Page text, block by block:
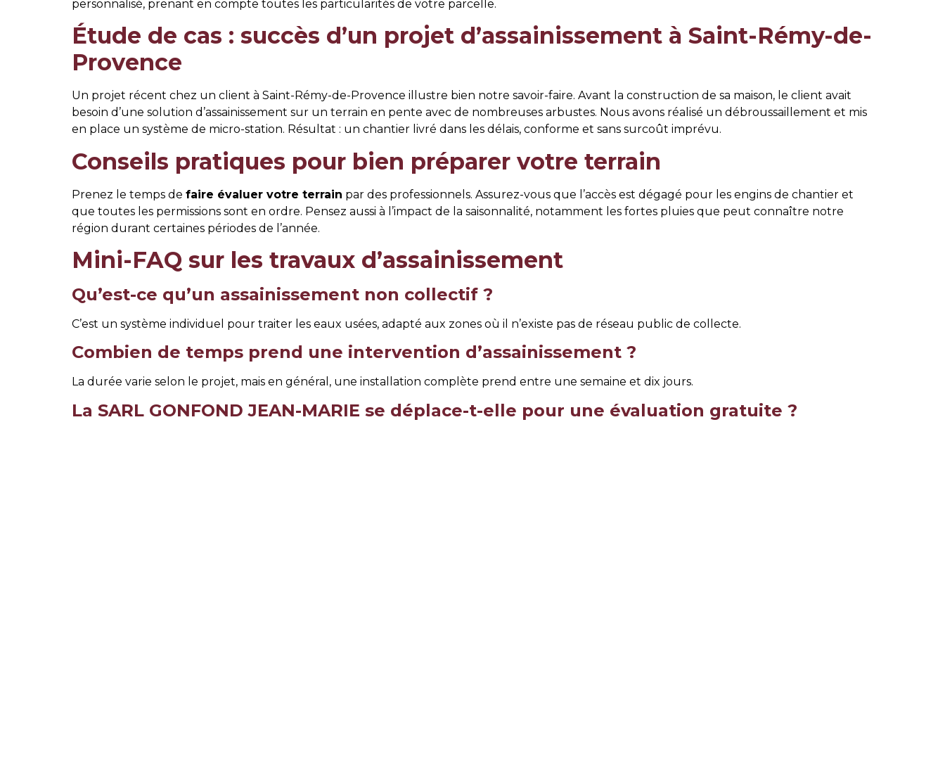
personnalisé, prenant en compte toutes les particularités de votre parcelle.
Étude de cas : succès d’un projet d’assainissement à Saint-Rémy-de-
Provence
Un projet récent chez un client à Saint-Rémy-de-Provence illustre bien notre savoir-faire. Avant la construction de sa maison, le client avait
besoin d’une solution d’assainissement sur un terrain en pente avec de nombreuses arbustes. Nous avons réalisé un débroussaillement et mis
en place un système de micro-station. Résultat : un chantier livré dans les délais, conforme et sans surcoût imprévu.
Conseils pratiques pour bien préparer votre terrain
Prenez le temps de faire évaluer votre terrain par des professionnels. Assurez-vous que l’accès est dégagé pour les engins de chantier et
que toutes les permissions sont en ordre. Pensez aussi à l’impact de la saisonnalité, notamment les fortes pluies que peut connaître notre
région durant certaines périodes de l’année.
Mini-FAQ sur les travaux d’assainissement
Qu’est-ce qu’un assainissement non collectif ?
C’est un système individuel pour traiter les eaux usées, adapté aux zones où il n’existe pas de réseau public de collecte.
Combien de temps prend une intervention d’assainissement ?
La durée varie selon le projet, mais en général, une installation complète prend entre une semaine et dix jours.
La SARL GONFOND JEAN-MARIE se déplace-t-elle pour une évaluation gratuite ?